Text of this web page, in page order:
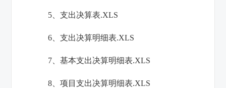
5、支出决算表.XLS
6、支出决算明细表.XLS
7、基本支出决算明细表.XLS
8、项目支出决算明细表.XLS